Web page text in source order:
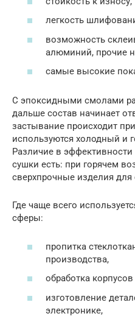
легкость
возможность
алюминий, прочие
самые высокие
С эпоксидными смолами
дальше состав начинает
застывание происходит
используются холодный и
Различие в
сушки есть: при горячем
сверхпрочные изделия
Где чаще всего
сферы:
пропитка
производства,
обработка
изготовление
электронике,